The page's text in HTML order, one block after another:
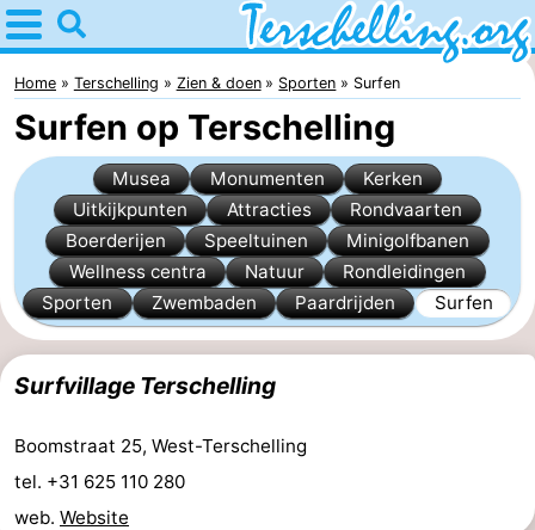
Home
Terschelling
Tips
Voor
kinderen
Dorpen
Natuur
Jongeren
Overnachten
Appartementen
-
Home Terschelling Zien & doen Sporten Surfen
Surfen op Terschelling
Musea Monumenten
Kerken
Uitkijkpunten
Attracties
Rondvaarten
Boerderijen
Speeltuinen
Minigolfbanen
Wellness centra
Natuur
Rondleidingen
Sporten
Zwembaden Paardrijden Surfen
Surfvillage Terschelling
Boomstraat 25, West-Terschelling
tel. +31 625 110 280
web. Website